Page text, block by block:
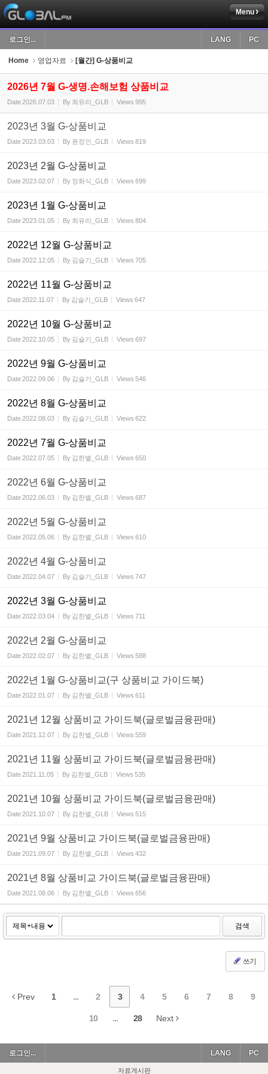
Menu
로그인... PC
LANG
Home 영업자료 [월간] G-상품비교
2026년 7월 G-생명.손해보험 상품비교
Date2026.07.03 By 최유리_GLB Views 995
2023년 3월 G-상품비교
Date2023.03.03 By 윤정인_GLB Views 819
2023년 2월 G-상품비교
Date2023.02.07 By 정화식_GLB Views 699
2023년 1월 G-상품비교
Date2023.01.05 By 최유리_GLB Views 804
2022년 12월 G-상품비교
Date2022.12.05 By 김슬기_GLB Views 705
2022년 11월 G-상품비교
Date2022.11.07 By 김슬기_GLB Views 647
2022년 10월 G-상품비교
Date2022.10.05 By 김슬기_GLB Views 697
2022년 9월 G-상품비교
Date2022.09.06 By 김슬기_GLB Views 546
2022년 8월 G-상품비교
Date2022.08.03 By 김슬기_GLB Views 622
2022년 7월 G-상품비교
Date2022.07.05 By 김한별_GLB Views 650
2022년 6월 G-상품비교
Date2022.06.03 By 김한별_GLB Views 687
2022년 5월 G-상품비교
Date2022.05.06 By 김한별_GLB Views 610
2022년 4월 G-상품비교
Date2022.04.07 By 김슬기_GLB Views 747
2022년 3월 G-상품비교
Date2022.03.04 By 김한별_GLB Views 711
2022년 2월 G-상품비교
Date2022.02.07 By 김한별_GLB Views 588
2022년 1월 G-상품비교(구 상품비교 가이드북)
Date2022.01.07 By 김한별_GLB Views 611
2021년 12월 상품비교 가이드북(글로벌금융판매)
Date2021.12.07 By 김한별_GLB Views 559
2021년 11월 상품비교 가이드북(글로벌금융판매)
Date2021.11.05 By 김한별_GLB Views 535
2021년 10월 상품비교 가이드북(글로벌금융판매)
Date2021.10.07 By 김한별_GLB Views 515
2021년 9월 상품비교 가이드북(글로벌금융판매)
Date2021.09.07 By 김한별_GLB Views 432
2021년 8월 상품비교 가이드북(글로벌금융판매)
Date2021.08.06 By 김한별_GLB Views 656
검색
쓰기
Prev 1 ... 2 3 4 5 6 7 8 9
10 ... 28 Next
로그인... PC
LANG
자료게시판
Sketchbook5, 스케치북5
Sketchbook5, 스케치북5